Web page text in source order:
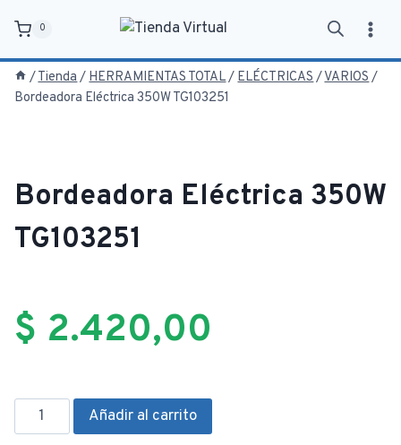
contenido
0
/Tienda / HERRAMIENTAS TOTAL/ ELÉCTRICAS /VARIOS /
Bordeadora Eléctrica 350W TG103251
Bordeadora Eléctrica 350W
TG103251
$ 2.420,00
Bordeadora
Eléctrica
Añadir al carrito